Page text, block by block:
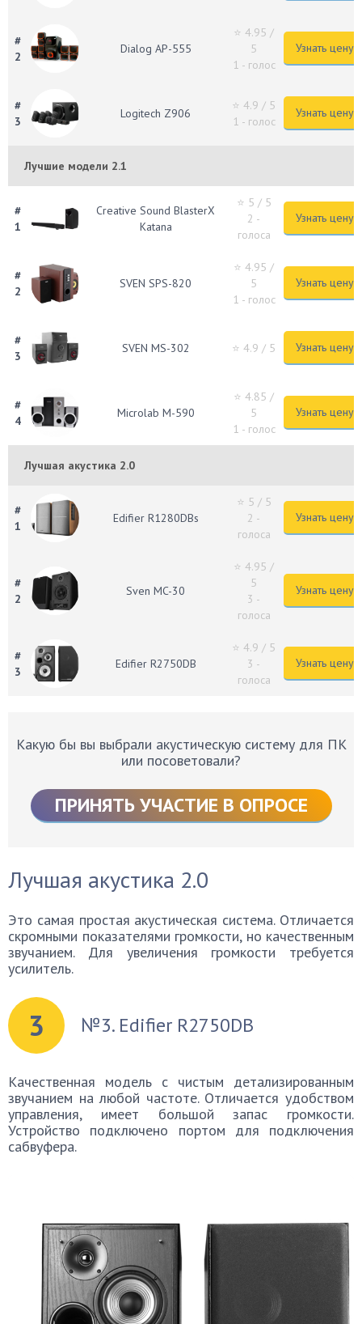
#
2
Dialog AP-555
⭐ 4.95 /
5
1 - голос
Узнать цену
#
3
Logitech Z906
⭐ 4.9 / 5
1 - голос
Узнать цену
Лучшие модели 2.1
#
1
Creative Sound BlasterX
Katana
⭐ 5 / 5
2 -
голоса
Узнать цену
#
2
SVEN SPS-820
⭐ 4.95 /
5
1 - голос
Узнать цену
#
3
SVEN MS-302 ⭐ 4.9 / 5 Узнать цену
#
4
Microlab M-590
⭐ 4.85 /
5
1 - голос
Узнать цену
Лучшая акустика 2.0
#
1
Edifier R1280DBs
⭐ 5 / 5
2 -
голоса
Узнать цену
#
2
Sven MC-30
⭐ 4.95 /
5
3 -
голоса
Узнать цену
#
3
Edifier R2750DB
⭐ 4.9 / 5
3 -
голоса
Узнать цену
Какую бы вы выбрали акустическую систему для ПК
или посоветовали?
ПРИНЯТЬ УЧАСТИЕ В ОПРОСЕ
Лучшая акустика 2.0
Это самая простая акустическая система. Отличается
скромными показателями громкости, но качественным
звучанием. Для увеличения громкости требуется
усилитель.
3 №3. Edifier R2750DB
Качественная модель с чистым детализированным
звучанием на любой частоте. Отличается удобством
управления, имеет большой запас громкости.
Устройство подключено портом для подключения
сабвуфера.